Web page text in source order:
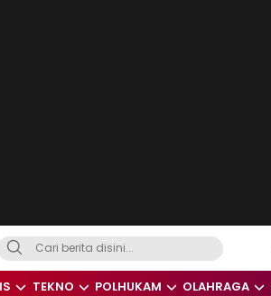
dan Dunia
TEKNO POLHUKAM OLAHRAGA